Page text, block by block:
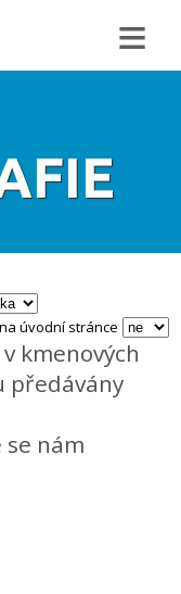
≡
úvodní stránce
kmenových
předávány
se nám